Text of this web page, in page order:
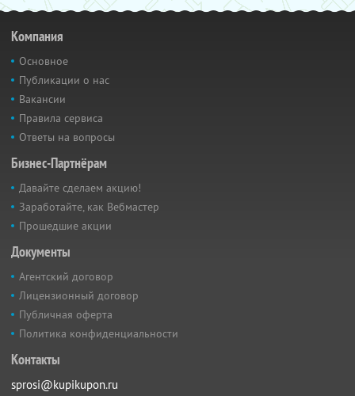
Компания
Основное
Публикации о нас
Вакансии
Правила сервиса
Ответы на вопросы
Бизнес-Партнёрам
Давайте сделаем акцию!
Заработайте, как Вебмастер
Прошедшие акции
Документы
Агентский договор
Лицензионный договор
Публичная оферта
Политика конфиденциальности
Контакты
sprosi@kupikupon.ru